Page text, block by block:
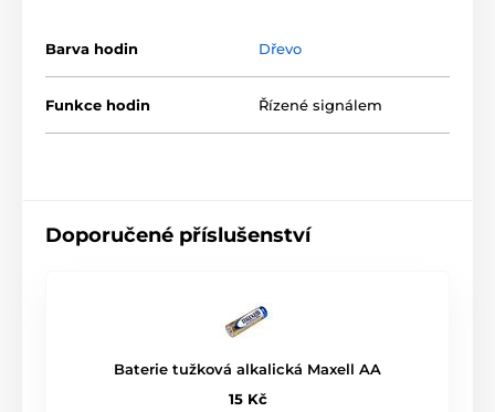
Barva hodin Dřevo
Funkce hodin Řízené signálem
Doporučené příslušenství
Baterie tužková alkalická Maxell AA
15 Kč